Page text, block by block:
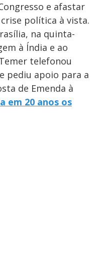
e afastar
política à vista.
na quinta-
à Índia e ao
telefonou
pediu apoio para a
de Emenda à
em 20 anos os